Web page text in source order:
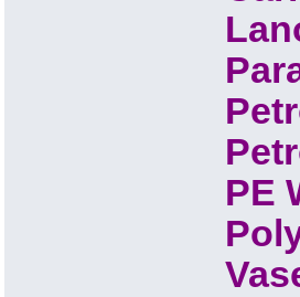
PE